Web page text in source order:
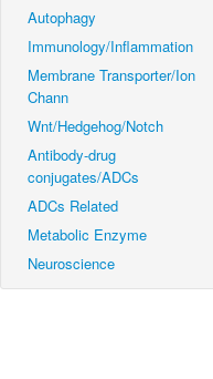
Autophagy
Immunology/Inflammation
Membrane Transporter/Ion
Chann
Wnt/Hedgehog/Notch
Antibody-drug
conjugates/ADCs
ADCs Related
Metabolic Enzyme
Neuroscience